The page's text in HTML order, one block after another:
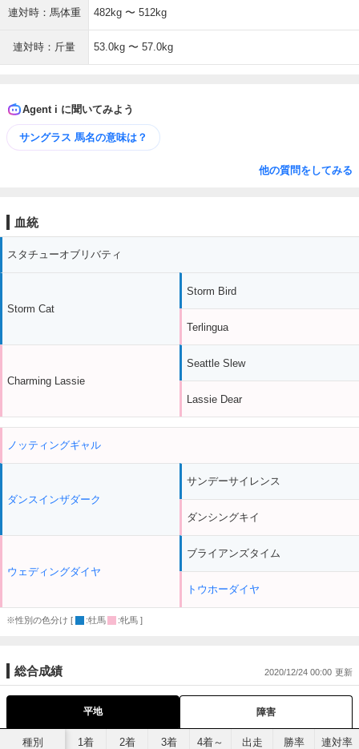
連対時：馬体重 482kg 〜 512kg
連対時：斤量 53.0kg 〜 57.0kg
Agent i に聞いてみよう
サングラス 馬名の意味は？
他の質問をしてみる
血統
スタチューオブリバティ
Storm Cat
Charming Lassie
Storm Bird
Terlingua
Seattle Slew
Lassie Dear
ノッティングギャル
ダンスインザダーク
ウェディングダイヤ
サンデーサイレンス
ダンシングキイ
ブライアンズタイム
トウホーダイヤ
※性別の色分け [ :牡馬 :牝馬 ]
総合成績 2020/12/24 00:00
平地 障害
種別 1着 2着 3着 4着～ 出走 勝率 連対率